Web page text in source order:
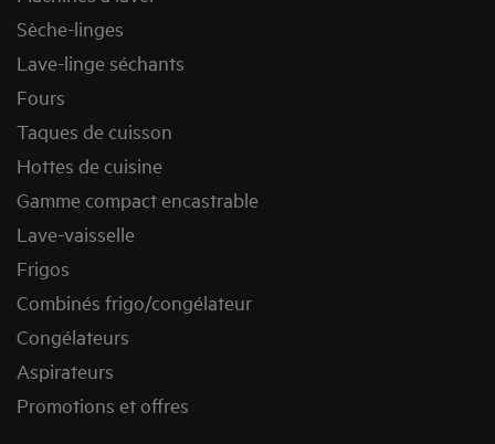
Sèche-linges
Lave-linge séchants
Fours
Taques de cuisson
Hottes de cuisine
Gamme compact encastrable
Lave-vaisselle
Frigos
Combinés frigo/congélateur
Congélateurs
Aspirateurs
Promotions et offres